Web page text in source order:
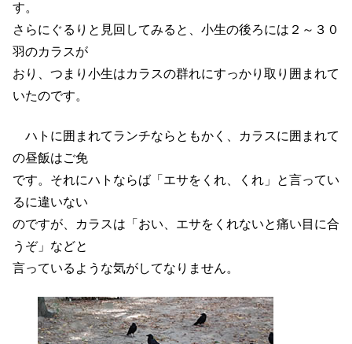
す。
さらにぐるりと見回してみると、小生の後ろには２～３０
羽のカラスが
おり、つまり小生はカラスの群れにすっかり取り囲まれて
いたのです。
ハトに囲まれてランチならともかく、カラスに囲まれて
の昼飯はご免
です。それにハトならば「エサをくれ、くれ」と言ってい
るに違いない
のですが、カラスは「おい、エサをくれないと痛い目に合
うぞ」などと
言っているような気がしてなりません。